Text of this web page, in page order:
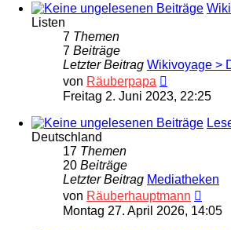
Listen
7 Themen
7 Beiträge
Letzter Beitrag Wikivoyage >
von Räuberpapa
Beitrag
Freitag 2. Juni 2023, 22:25
Deutschland
17 Themen
20 Beiträge
Letzter Beitrag Mediatheken
von Räuberhauptmann
Montag 27. April 2026, 14:05